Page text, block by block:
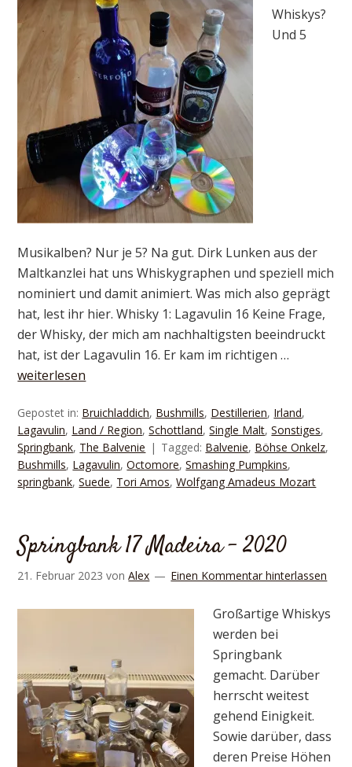
Whiskys?
Und 5
Musikalben? Nur je 5? Na gut. Dirk Lunken aus der
Maltkanzlei hat uns Whiskygraphen und speziell mich
nominiert und damit animiert. Was mich also geprägt
hat, lest ihr hier. Whisky 1: Lagavulin 16 Keine Frage,
der Whisky, der mich am nachhaltigsten beeindruckt
hat, ist der Lagavulin 16. Er kam im richtigen …
weiterlesen
Gepostet in: Bruichladdich, Bushmills, Destillerien, Irland,
Lagavulin, Land / Region,Schottland,Single Malt,Sonstiges,
Springbank, The Balvenie Tagged: Balvenie, Böhse Onkelz,
Bushmills, Lagavulin,Octomore,Smashing Pumpkins,
springbank,Suede, Tori Amos,Wolfgang Amadeus Mozart
Springbank 17 Madeira – 2020
21. Februar 2023 vonAlex Einen Kommentar hinterlassen
Großartige Whiskys
werden bei
Springbank
gemacht. Darüber
herrscht weitest
gehend Einigkeit.
Sowie darüber, dass
deren Preise Höhen